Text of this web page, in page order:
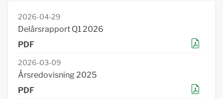
2026-04-29
Delårsrapport Q1 2026
2026-03-09
Årsredovisning 2025